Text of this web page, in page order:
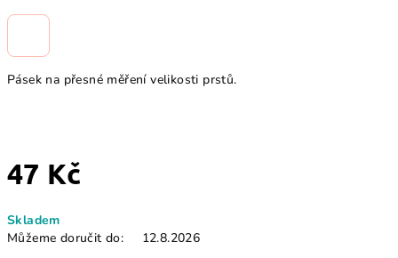
Pásek na přesné měření velikosti prstů.
47 Kč
cena:
Skladem
Můžeme doručit do:
12.8.2026